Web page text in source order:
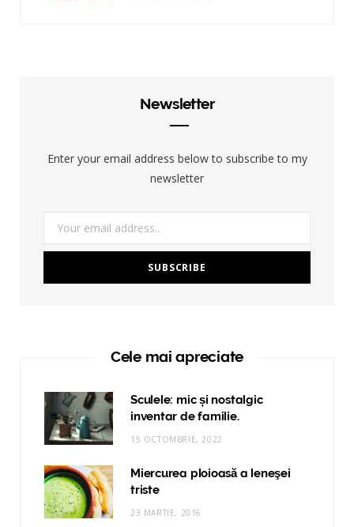
Newsletter
Enter your email address below to subscribe to my
newsletter
Cele mai apreciate
Sculele: mic și nostalgic
inventar de familie.
15 OCTOMBRIE, 2022
Miercurea ploioasă a leneşei
triste
23 MARTIE, 2016